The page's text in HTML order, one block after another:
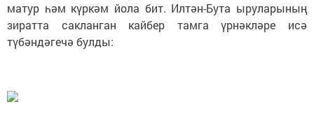
матур һәм күркәм йола бит. Илтән-Бута ыруларының
зиратта сакланган кайбер тамга үрнәкләре исә
түбәндәгечә булды: